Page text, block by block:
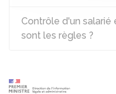
Contrôle d'un salarié
sont les règles ?